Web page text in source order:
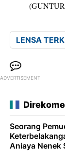
LENSA
ADVERTISEMENT
Seorang
Aniaya Nenek